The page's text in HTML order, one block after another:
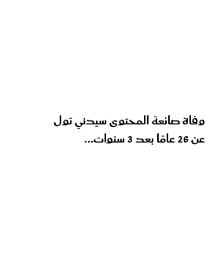
وفاة صانعة المحتوى سيدني تول
عن 26 عامًا بعد 3 سنوات...